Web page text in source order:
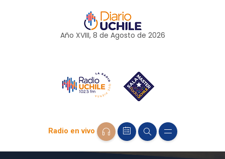
Año XVIII, 8 de Agosto de 2026
Radio en vivo